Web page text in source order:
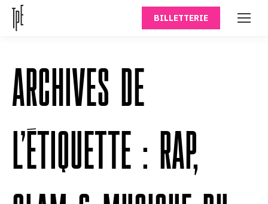
BILLETTERIE
ARCHIVES DE
L’ÉTIQUETTE : RAP,